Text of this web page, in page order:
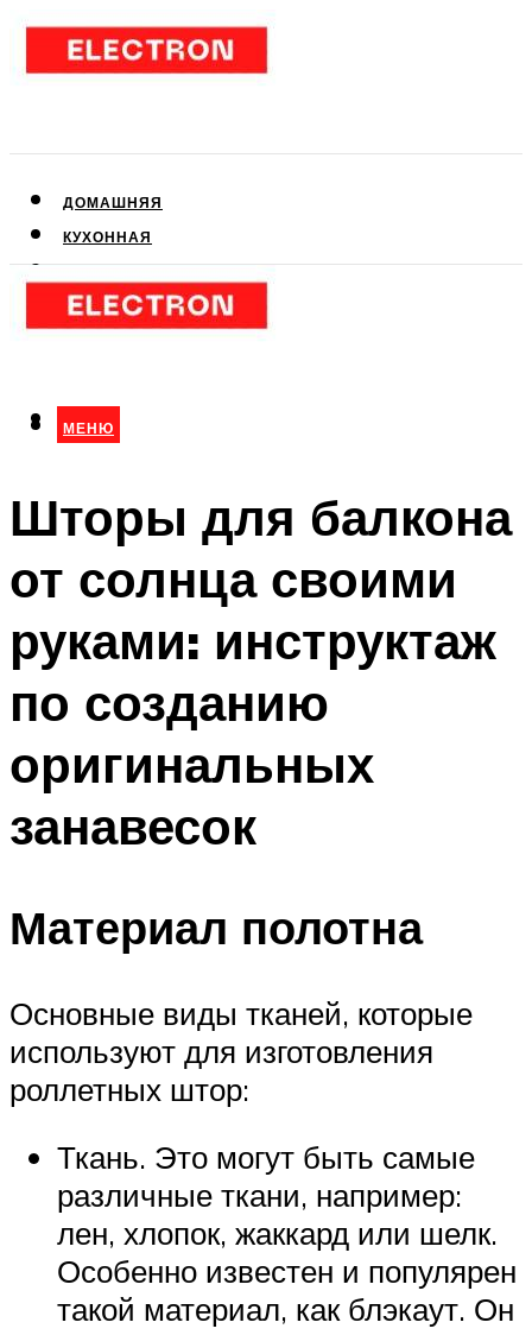
ДОМАШНЯЯ
КУХОННАЯ
КЛИМАТИЧЕСКАЯ
МЕНЮ
МЕНЮ
Шторы для балкона
от солнца своими
руками: инструктаж
по созданию
оригинальных
занавесок
Материал полотна
Основные виды тканей, которые
используют для изготовления
роллетных штор:
Ткань. Это могут быть самые
различные ткани, например:
лен, хлопок, жаккард или шелк.
Особенно известен и популярен
такой материал, как блэкаут. Он